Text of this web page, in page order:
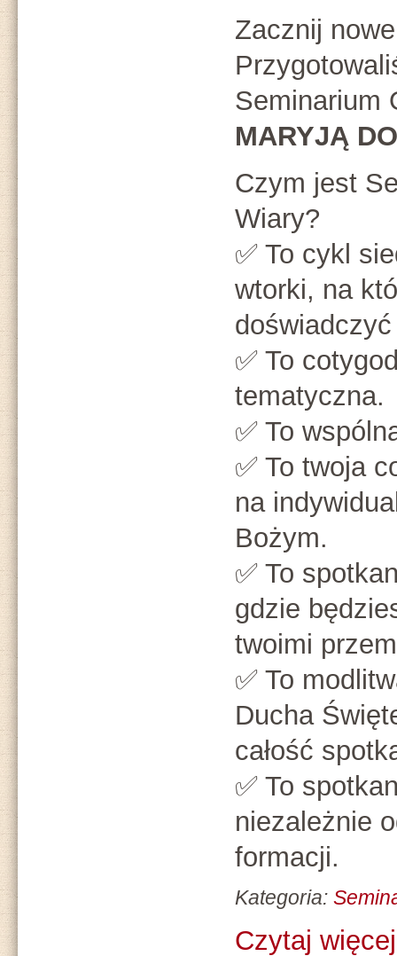
Zacznij
Seminarium
MARYJĄ
Czym jest
Wiary?
✅ To cykl
wtorki, na
✅ To
tematyczna.
✅ To
✅ To twoja
na
Bożym.
✅ To
gdzie
twoimi
✅ To
Ducha
całość
✅ To
niezależnie
formacji.
Kategoria:
Czytaj